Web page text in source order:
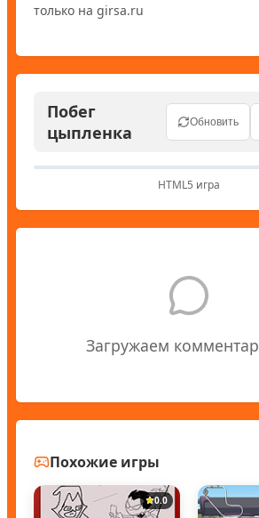
только на girsa.ru
Побег
цыпленка
Обновить
HTML5 игра
Загружаем
Похожие игры
0.0